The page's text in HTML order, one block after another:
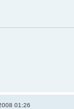
01:26